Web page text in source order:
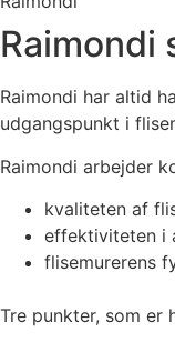
Raimondi
Raimondi har altid
udgangspunkt i
Raimondi arbejder
kvaliteten af
effektiviteten i
flisemurerens
Tre punkter, som